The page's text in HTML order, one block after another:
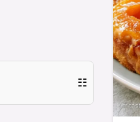
☷